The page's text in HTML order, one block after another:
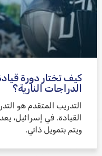
كيف تختار دورة
الدراجات النارية؟
التدريب المتقدم هو
القيادة. في إسرائيل،
ويتم بتمويل ذاتي.